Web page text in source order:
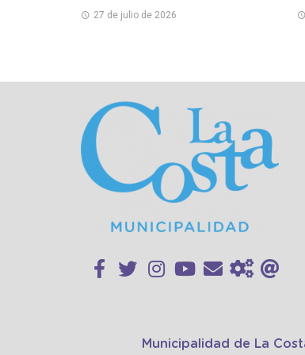
Bernardo
27 de julio de 2026
Municipalidad de La